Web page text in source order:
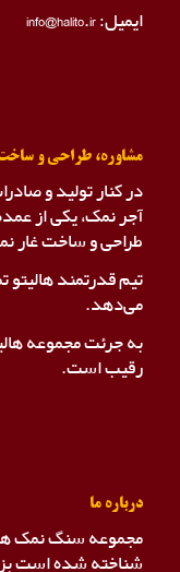
ایمیل: info@halito.ir
مشاوره، طراحی و
در کنار تولید و
آجر نمک، یکی از
طراحی و ساخت غار
تیم قدرتمند هالیتو
می‌دهد.
به جرئت مجموعه
رقیب است.
درباره ما
مجموعه سنگ نمک
شناخته شده است